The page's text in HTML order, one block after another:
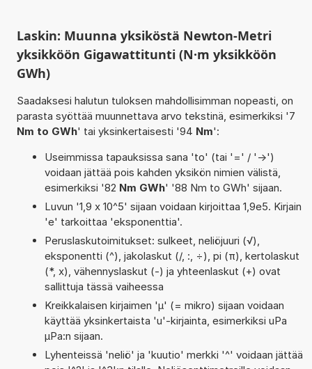
Laskin: Muunna yksiköstä Newton-Metri
yksikköön Gigawattitunti (N·m yksikköön
GWh)
Saadaksesi halutun tuloksen mahdollisimman nopeasti, on
parasta syöttää muunnettava arvo tekstinä, esimerkiksi '7
Nm to GWh' tai yksinkertaisesti '94 Nm':
Useimmissa tapauksissa sana 'to' (tai '=' / '->')
voidaan jättää pois kahden yksikön nimien välistä,
esimerkiksi '82 Nm GWh' '88 Nm to GWh' sijaan.
Luvun '1,9 x 10^5' sijaan voidaan kirjoittaa 1,9e5. Kirjain
'e' tarkoittaa 'eksponenttia'.
Peruslaskutoimitukset: sulkeet, neliöjuuri (√),
eksponentti (^), jakolaskut (/, :, ÷), pi (π), kertolaskut
(*, x), vähennyslaskut (-) ja yhteenlaskut (+) ovat
sallittuja tässä vaiheessa
Kreikkalaisen kirjaimen 'µ' (= mikro) sijaan voidaan
käyttää yksinkertaista 'u'-kirjainta, esimerkiksi uPa
µPa:n sijaan.
Lyhenteissä 'neliö' ja 'kuutio' merkki '^' voidaan jättää